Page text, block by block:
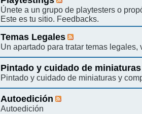
Únete a un grupo de playtesters o
Este es tu sitio. Feedbacks.
Temas Legales
Un apartado para tratar temas
Pintado y cuidado de
Pintado y cuidado de miniaturas y
Autoedición
Autoedición